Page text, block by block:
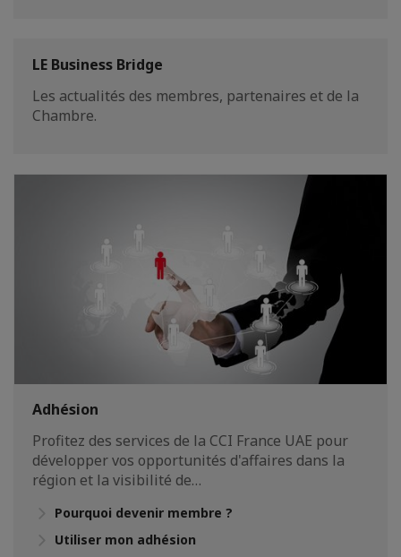
LE Business Bridge
Les actualités des membres, partenaires et de la
Chambre.
Adhésion
Profitez des services de la CCI France UAE pour
développer vos opportunités d'affaires dans la
région et la visibilité de…
Pourquoi devenir membre ?
Utiliser mon adhésion